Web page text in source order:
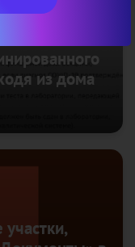
из дома